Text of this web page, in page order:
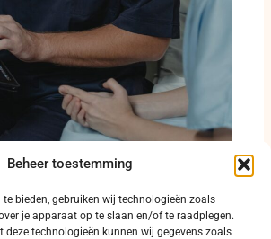
Beheer toestemming
te bieden, gebruiken wij technologieën zoals
je apparaat op te slaan en/of te raadplegen.
deze technologieën kunnen wij gegevens zoals
huur om huisarts naar
halen